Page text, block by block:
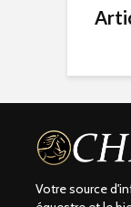
Votre source